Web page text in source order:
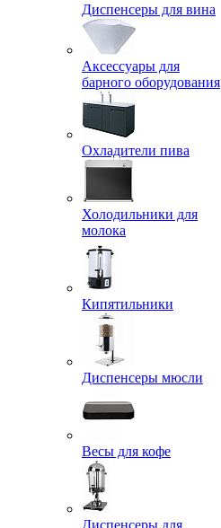
Диспенсеры для вина
Аксессуары для
барного оборудования
Охладители пива
Холодильники для
молока
Кипятильники
Диспенсеры мюсли
Весы для кофе
Диспенсеры для